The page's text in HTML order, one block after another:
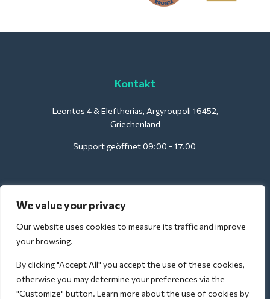
We value your privacy
Our website uses cookies to measure its traffic and improve
your browsing.
By clicking "Accept All" you accept the use of these cookies,
otherwise you may determine your preferences via the
"Customize" button. Learn more about the use of cookies by
Kontakt
Leontos 4 & Eleftherias, Argyroupoli 16452,
Griechenland
Support geöffnet 09:00 - 17.00
Für Hotels:
support@deliverback.com
Für den Flughafen:
airport@deliverback.com